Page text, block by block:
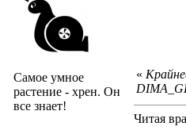
Самое умное
растение - хрен. Он
все знает!
«
Читая